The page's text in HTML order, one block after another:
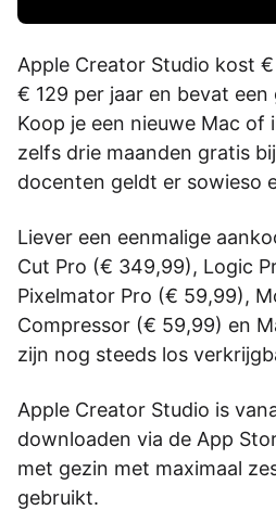
Apple Creator Studio kost
€ 129 per jaar en bevat
Koop je een nieuwe Mac of
zelfs drie maanden gratis
docenten geldt er sowieso
Liever een eenmalige
Cut Pro (€ 349,99), Logic
Pixelmator Pro (€ 59,99),
Compressor (€ 59,99) en
zijn nog steeds los
Apple Creator Studio is
downloaden via de App
met gezin met maximaal
gebruikt.